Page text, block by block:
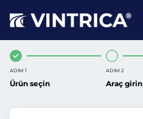
ADIM 1
Ürün seçin
ADIM 2
Araç girin